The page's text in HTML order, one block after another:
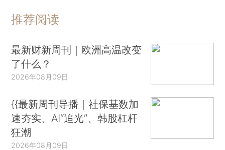
推荐阅读
最新财新周刊｜欧洲高温改变
了什么？
2026年08月09日
{{最新周刊导播｜社保基数加
速夯实、AI“追光”、韩股杠杆
狂潮
2026年08月09日